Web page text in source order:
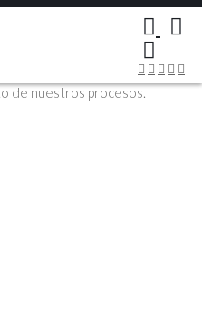
sus opiniones son muy
de nuestros procesos.